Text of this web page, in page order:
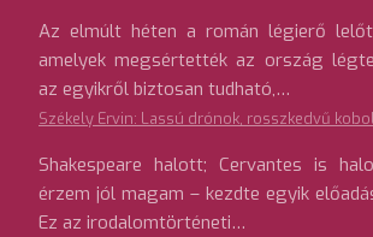
Az elmúlt héten a román légierő
amelyek megsértették az ország
az egyikről biztosan tudható,…
Székely Ervin: Lassú drónok, rosszkedvű
Shakespeare halott; Cervantes is
érzem jól magam – kezdte egyik
Ez az irodalomtörténeti…